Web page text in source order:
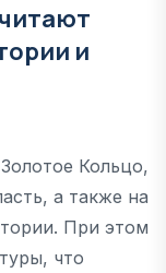
и
Кольцо,
а также на
При этом
что